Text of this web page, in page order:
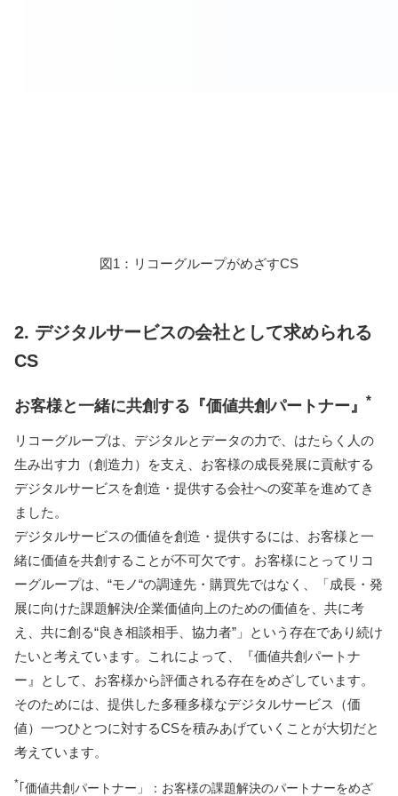
図1：リコーグループがめざすCS
2. デジタルサービスの会社として求められる
CS
お客様と一緒に共創する『価値共創パートナー』 *
リコーグループは、デジタルとデータの力で、はたらく人の
生み出す力（創造力）を支え、お客様の成長発展に貢献する
デジタルサービスを創造・提供する会社への変革を進めてき
ました​。
デジタルサービスの価値を創造・提供するには、お客様と一
緒に価値を共創することが不可欠です。お客様にとってリコ
ーグループは、“モノ“の調達先・購買先ではなく、「成長・発
展に向けた課題解決/企業価値向上のための価値を、共に考
え、共に創る“良き相談相手、協力者”」という存在であり続け
たいと考えています。これによって、『価値共創パートナ
ー』として、お客様から評価される存在をめざしています。
そのためには、提供した多種多様なデジタルサービス（価
値）一つひとつに対するCSを積みあげていくことが大切だと
考えています。
* ｢価値共創パートナー」：​お客様の課題解決のパートナーをめざ